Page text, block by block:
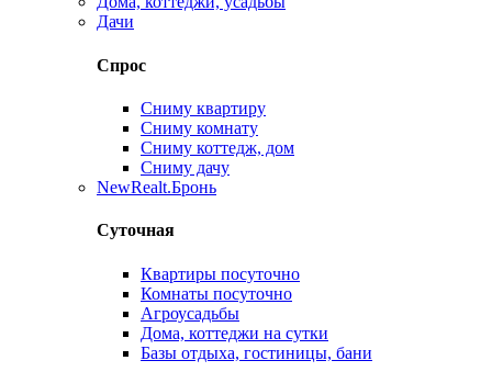
Дачи
Спрос
Сниму квартиру
Сниму комнату
Сниму коттедж, дом
Сниму дачу
NewRealt.Бронь
Суточная
Квартиры посуточно
Комнаты посуточно
Агроусадьбы
Дома, коттеджи на сутки
Базы отдыха, гостиницы, бани